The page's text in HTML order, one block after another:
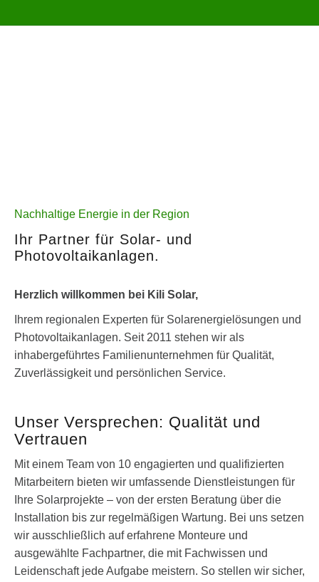
Nachhaltige Energie in der Region
Ihr Partner für Solar- und
Photovoltaikanlagen.
Herzlich willkommen bei Kili Solar,
Ihrem regionalen Experten für Solarenergielösungen und
Photovoltaikanlagen. Seit 2011 stehen wir als
inhabergeführtes Familienunternehmen für Qualität,
Zuverlässigkeit und persönlichen Service.
Unser Versprechen: Qualität und
Vertrauen
Mit einem Team von 10 engagierten und qualifizierten
Mitarbeitern bieten wir umfassende Dienstleistungen für
Ihre Solarprojekte – von der ersten Beratung über die
Installation bis zur regelmäßigen Wartung. Bei uns setzen
wir ausschließlich auf erfahrene Monteure und
ausgewählte Fachpartner, die mit Fachwissen und
Leidenschaft jede Aufgabe meistern. So stellen wir sicher,